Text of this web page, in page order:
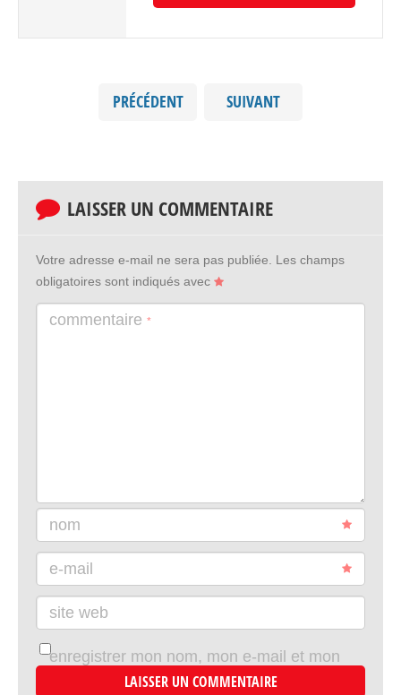
PRÉCÉDENT SUIVANT
LAISSER UN COMMENTAIRE
Votre adresse e-mail ne sera pas publiée.
Les champs
obligatoires sont indiqués avec
commentaire *
nom
e-mail
site web
enregistrer mon nom, mon e-mail et mon
site dans le navigateur pour mon prochain